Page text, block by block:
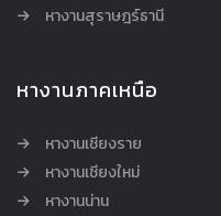
หางานสุราษฎร์ธานี
หางานภาคเหนือ
หางานเชียงราย
หางานเชียงใหม่
หางานน่าน